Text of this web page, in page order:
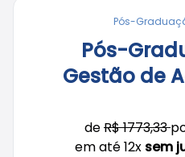
Pós-
Pós-
Gestão de
deR$ 1773,33
em até 12x sem